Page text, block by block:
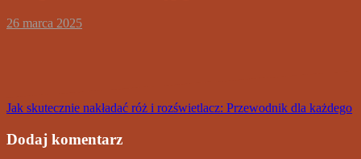
26 marca 2025
Nawigacja
wpisu
Jak skutecznie nakładać róż i rozświetlacz: Przewodnik dla każdego
Dodaj komentarz